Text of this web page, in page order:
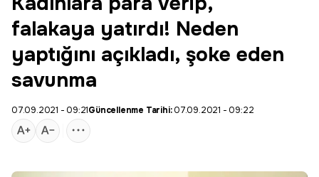
falakaya yatırdı! Neden
yaptığını açıkladı, şoke eden
savunma
07.09.2021 - 09:21Güncellenme Tarihi:07.09.2021 - 09:22